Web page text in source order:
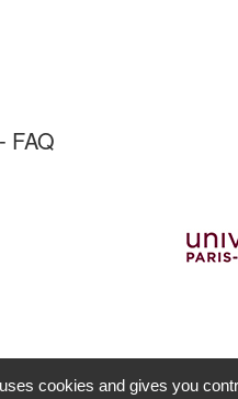
FAQ
cookies and gives you